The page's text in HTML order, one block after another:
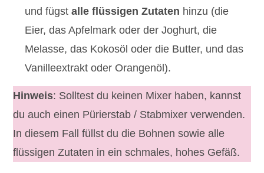
und fügstalle flüssigen Zutaten hinzu (die
Eier, das Apfelmark oder der Joghurt, die
Melasse, das Kokosöl oder die Butter, und das
Vanilleextrakt oder Orangenöl).
Hinweis: Solltest du keinen Mixer haben, kannst
du auch einen Pürierstab / Stabmixer verwenden.
In diesem Fall füllst du die Bohnen sowie alle
flüssigen Zutaten in ein schmales, hohes Gefäß.